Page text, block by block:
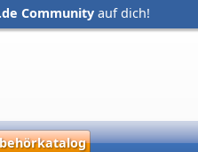
Community auf dich!